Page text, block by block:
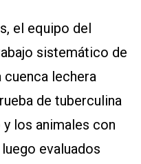
el equipo del
sistemático de
lechera
de tuberculina
los animales con
evaluados